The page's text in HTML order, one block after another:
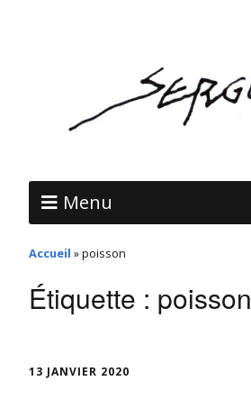
Menu
Accueil »poisson
Étiquette : poisson
13 JANVIER 2020